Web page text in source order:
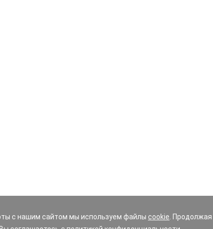
с нашим сайтом мы используем файлы cookie . Продолжая